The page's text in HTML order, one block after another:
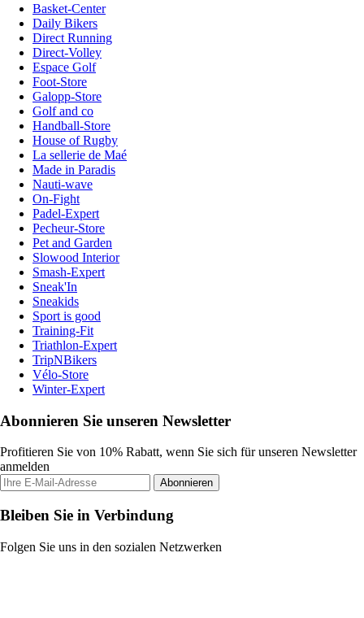
Basket-Center
Daily Bikers
Direct Running
Direct-Volley
Espace Golf
Foot-Store
Galopp-Store
Golf and co
Handball-Store
House of Rugby
La sellerie de Maé
Made in Paradis
Nauti-wave
On-Fight
Padel-Expert
Pecheur-Store
Pet and Garden
Slowood Interior
Smash-Expert
Sneak'In
Sneakids
Sport is good
Training-Fit
Triathlon-Expert
TripNBikers
Vélo-Store
Winter-Expert
Abonnieren Sie unseren Newsletter
Profitieren Sie von 10% Rabatt, wenn Sie sich für unseren Newsletter
anmelden
Abonnieren
Bleiben Sie in Verbindung
Folgen Sie uns in den sozialen Netzwerken